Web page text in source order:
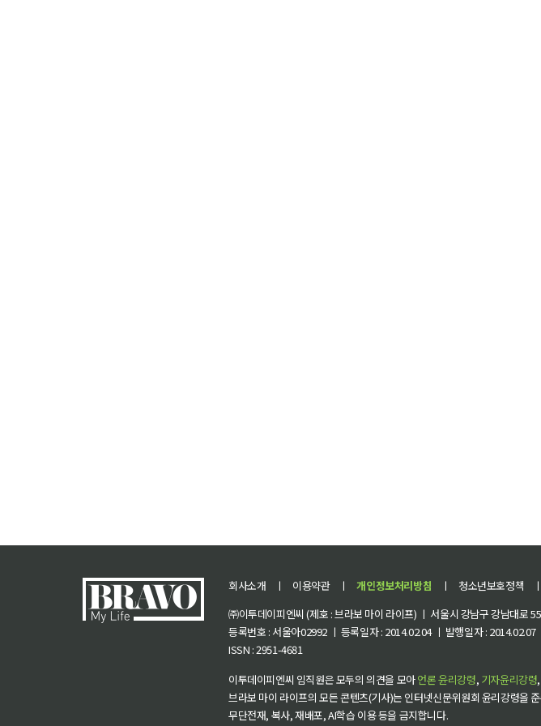
회사소개 ㅣ 이용약관 ㅣ 개인정보처리방침 ㅣ 청소년보호정책 ㅣ
㈜이투데이피엔씨 (제호 : 브라보 마이 라이프) ㅣ 서울시 강남구 강남대로
등록번호 : 서울아02992 ㅣ 등록일자 : 2014.02.04 ㅣ 발행일자 :
ISSN : 2951-4681
이투데이피엔씨 임직원은 모두의 의견을 모아언론 윤리강령, 기자윤리강령,
브라보 마이 라이프의 모든 콘텐츠(기사)는 인터넷신문위원회 윤리강령을
무단전재, 복사, 재배포, AI학습 이용 등을 금지합니다.